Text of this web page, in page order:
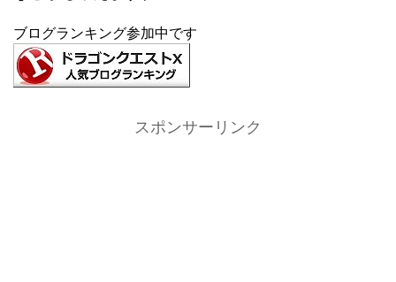
ブログランキング参加中です
スポンサーリンク